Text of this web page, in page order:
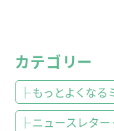
カテゴリー
├もっとよくなる
├ニュースレタ